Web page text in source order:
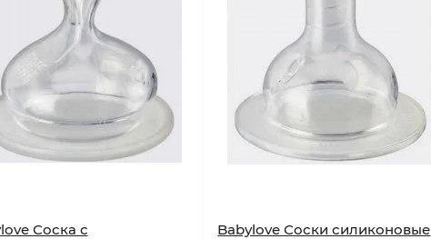
Соска с
Babylove Соски силиконовые